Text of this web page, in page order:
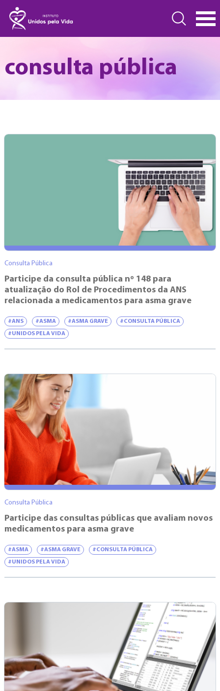
consulta pública
Consulta Pública
Participe da consulta pública nº 148 para
atualização do Rol de Procedimentos da ANS
relacionada a medicamentos para asma grave
#ANS #ASMA #ASMA GRAVE #CONSULTA PÚBLICA
#UNIDOS PELA VIDA
Consulta Pública
Participe das consultas públicas que avaliam novos
medicamentos para asma grave
#ASMA #ASMA GRAVE #CONSULTA PÚBLICA
#UNIDOS PELA VIDA